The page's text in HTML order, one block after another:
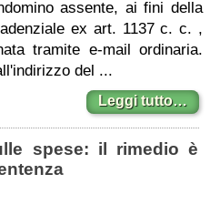
assente, ai fini della
ex art. 1137 c. c. ,
tramite e-mail ordinaria.
del ...
Leggi tutto…
spese: il rimedio è